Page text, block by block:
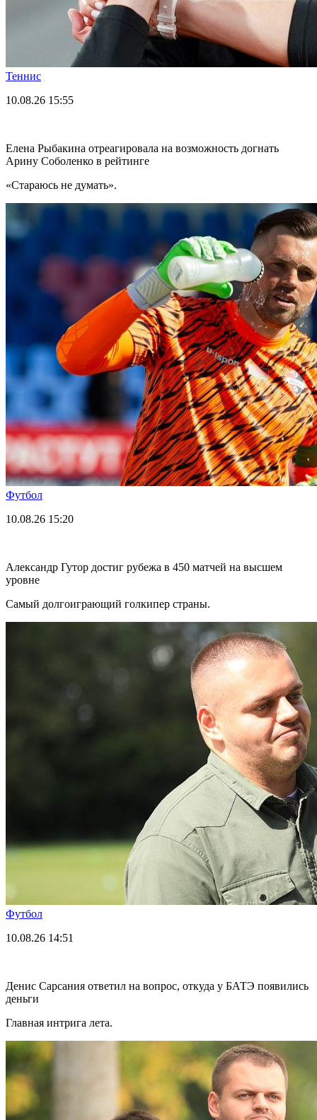
Теннис
10.08.26 15:55
Елена Рыбакина отреагировала на возможность догнать
Арину Соболенко в рейтинге
«Стараюсь не думать».
Футбол
10.08.26 15:20
Александр Гутор достиг рубежа в 450 матчей на высшем
уровне
Самый долгоиграющий голкипер страны.
Футбол
10.08.26 14:51
Денис Сарсания ответил на вопрос, откуда у БАТЭ появились
деньги
Главная интрига лета.